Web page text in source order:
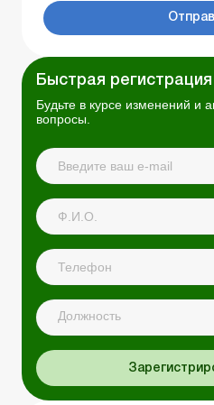
Быстрая регистрация
Будьте в курсе изменений и
вопросы.
Должность